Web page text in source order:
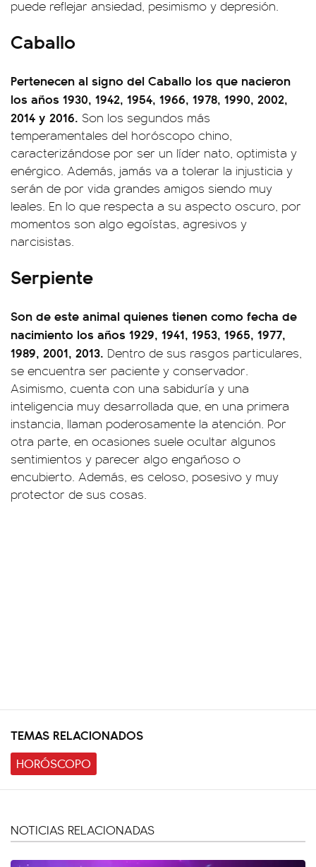
puede reflejar ansiedad, pesimismo y depresión.
Caballo
Pertenecen al signo del Caballo los que nacieron
los años 1930, 1942, 1954, 1966, 1978, 1990, 2002,
2014 y 2016. Son los segundos más
temperamentales del horóscopo chino,
caracterizándose por ser un líder nato, optimista y
enérgico. Además, jamás va a tolerar la injusticia y
serán de por vida grandes amigos siendo muy
leales. En lo que respecta a su aspecto oscuro, por
momentos son algo egoístas, agresivos y
narcisistas.
Serpiente
Son de este animal quienes tienen como fecha de
nacimiento los años 1929, 1941, 1953, 1965, 1977,
1989, 2001, 2013. Dentro de sus rasgos particulares,
se encuentra ser paciente y conservador.
Asimismo, cuenta con una sabiduría y una
inteligencia muy desarrollada que, en una primera
instancia, llaman poderosamente la atención. Por
otra parte, en ocasiones suele ocultar algunos
sentimientos y parecer algo engañoso o
encubierto. Además, es celoso, posesivo y muy
protector de sus cosas.
TEMAS RELACIONADOS
HORÓSCOPO
NOTICIAS RELACIONADAS